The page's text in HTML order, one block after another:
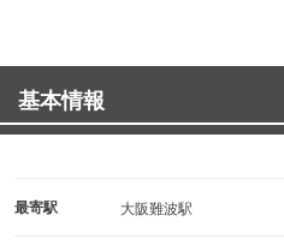
大根やコンニャクにはすり鉢
自家製の和辛子をたっぷり付
１８０年守るだしで炊き上げ
基本情報
最寄駅 大阪難波駅